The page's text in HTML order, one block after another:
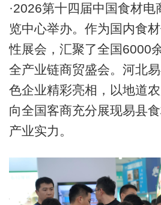
·2026第十四届中国食材
览中心举办。作为国内食
性展会，汇聚了全国6000
全产业链商贸盛会。河北
色企业精彩亮相，以地道
向全国客商充分展现易县
产业实力。